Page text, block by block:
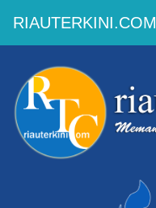
RIAUTERKINI.COM